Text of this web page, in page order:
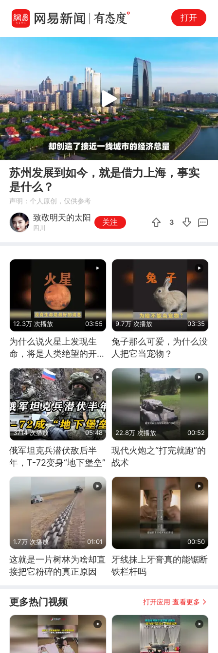
打开
00:00 00:36
Play
苏州发展到如今，就是借力上海，事实
是什么？
声明：个人原创，仅供参考
致敬明天的太阳
四川
关注 3
12.3万 次播放 03:55
为什么说火星上发现生
命，将是人类绝望的开
9.7万 次播放 03:35
兔子那么可爱，为什么没
人把它当宠物？
3714 次播放 05:48
俄军坦克兵潜伏敌后半
年，T-72变身“地下堡垒”
22.8万 次播放 00:52
现代火炮之“打完就跑”的
战术
1.7万 次播放 01:01
这就是一片树林为啥却直
接把它粉碎的真正原因
00:50
牙线抹上牙膏真的能锯断
铁栏杆吗
更多热门视频 打开应用 查看更多